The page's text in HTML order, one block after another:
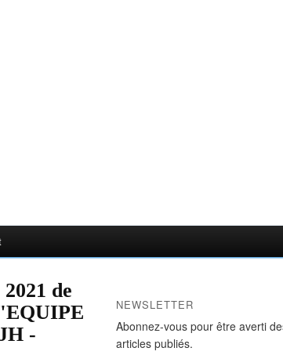
de
-
NEWSLETTER
Abonnez-vous pour être averti
articles publiés.